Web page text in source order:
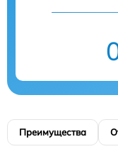
Преимущества